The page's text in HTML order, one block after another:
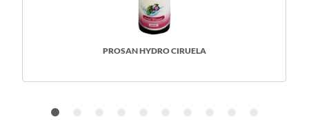
PROSAN HYDRO CIRUELA